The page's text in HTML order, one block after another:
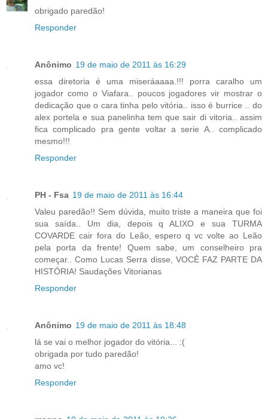
obrigado paredão!
Responder
Anônimo 19 de maio de 2011 às 16:29
essa diretoria é uma miseráaaaa.!!! porra caralho um
jogador como o Viafara.. poucos jogadores vir mostrar o
dedicação que o cara tinha pelo vitória.. isso é burrice .. do
alex portela e sua panelinha tem que sair di vitoria.. assim
fica complicado pra gente voltar a serie A.. complicado
mesmo!!!
Responder
PH - Fsa 19 de maio de 2011 às 16:44
Valeu paredão!! Sem dúvida, muito triste a maneira que foi
sua saída.. Um dia, depois q ALIXO e sua TURMA
COVARDE cair fora do Leão, espero q vc volte ao Leão
pela porta da frente! Quem sabe, um conselheiro pra
começar.. Como Lucas Serra disse, VOCÊ FAZ PARTE DA
HISTÓRIA! Saudações Vitorianas
Responder
Anônimo 19 de maio de 2011 às 18:48
lá se vai o melhor jogador do vitória... :(
obrigada por tudo paredão!
amo vc!
Responder